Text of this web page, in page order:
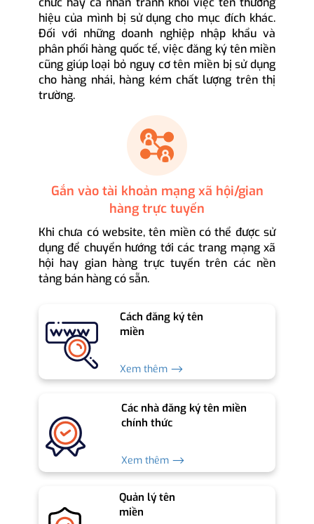
hiệu của mình bị sử dụng cho mục đích khác.
Đối với những doanh nghiệp nhập khẩu và
phân phối hàng quốc tế, việc đăng ký tên miền
cũng giúp loại bỏ nguy cơ tên miền bị sử dụng
cho hàng nhái, hàng kém chất lượng trên thị
trường.
Gắn vào tài khoản mạng xã hội/gian
hàng trực tuyến
Khi chưa có website, tên miền có thể được sử
dụng để chuyển hướng tới các trang mạng xã
hội hay gian hàng trực tuyến trên các nền
tảng bán hàng có sẵn.
Cách đăng ký tên
miền
Xem thêm ⟶
Các nhà đăng ký tên miền
chính thức
Xem thêm ⟶
Quản lý tên
miền